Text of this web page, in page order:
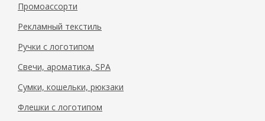
Промоассорти
Рекламный текстиль
Ручки с логотипом
Свечи, ароматика, SPA
Сумки, кошельки, рюкзаки
Флешки с логотипом